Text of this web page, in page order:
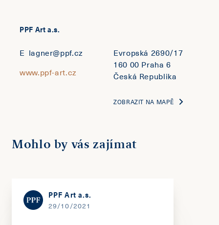
PPF Art a.s.
E lagner@ppf.cz
www.ppf-art.cz
Evropská 2690/17
160 00 Praha 6
Česká Republika
ZOBRAZIT NA MAPĚ
Mohlo by vás zajímat
PPF Art a.s.
29/10/2021